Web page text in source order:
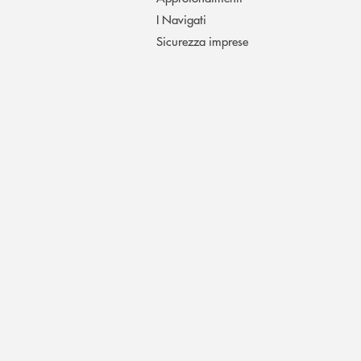
I Navigati
Sicurezza imprese